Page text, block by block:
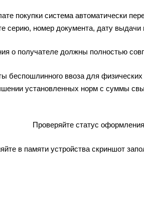
покупки система автоматически
серию, номер документа, дату выдачи
о получателе должны полностью
беспошлинного ввоза для
установленных норм с суммы
Проверяйте статус
в памяти устройства скриншот